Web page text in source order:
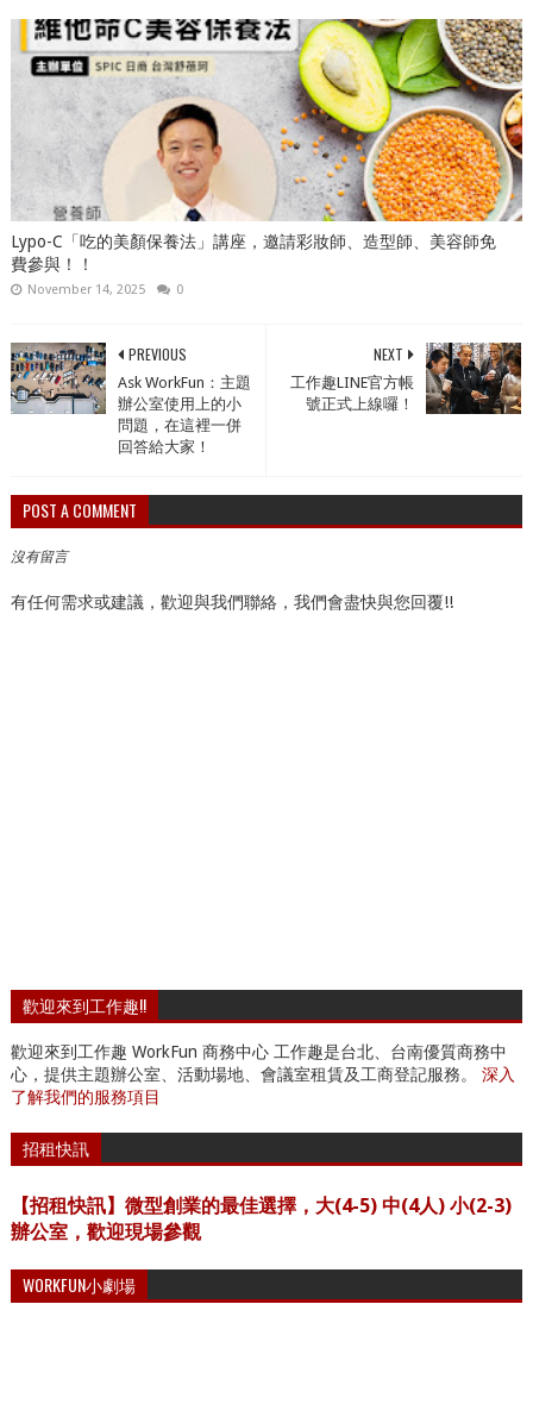
Lypo-C「吃的美顏保養法」講座，邀請彩妝師、造型師、美容師免
費參與！！
November 14, 2025 0
NEXT
工作趣LINE官方帳
號正式上線囉！
PREVIOUS
Ask WorkFun：主題
辦公室使用上的小
問題，在這裡一併
回答給大家！
POST A COMMENT
沒有留言
有任何需求或建議，歡迎與我們聯絡，我們會盡快與您回覆!!
歡迎來到工作趣!!
歡迎來到工作趣 WorkFun 商務中心 工作趣是台北、台南優質商務中
心，提供主題辦公室、活動場地、會議室租賃及工商登記服務。 深入
了解我們的服務項目
招租快訊
【招租快訊】微型創業的最佳選擇，大(4-5) 中(4人) 小(2-3)
辦公室，歡迎現場參觀
WORKFUN小劇場